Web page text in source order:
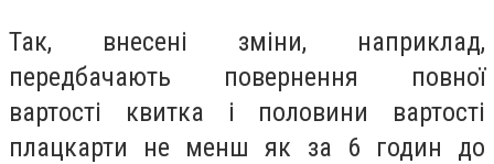
Так, внесені зміни, наприклад,
передбачають повернення повної
вартості квитка і половини вартості
плацкарти не менш як за 6 годин до